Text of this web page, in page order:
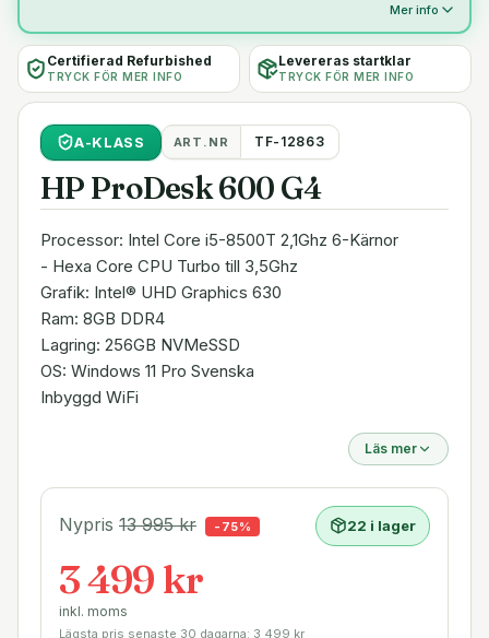
Mer info
Certifierad Refurbished
TRYCK FÖR MER INFO
Levereras startklar
TRYCK FÖR MER INFO
A-KLASS ART.NR TF-12863
HP ProDesk 600 G4
Processor: Intel Core i5-8500T 2,1Ghz 6-Kärnor
- Hexa Core CPU Turbo till 3,5Ghz
Grafik: Intel® UHD Graphics 630
Ram: 8GB DDR4
Lagring: 256GB NVMeSSD
OS: Windows 11 Pro Svenska
Inbyggd WiFi
Läs mer
Nypris 13 995kr - 75% 22 i lager
3 499 kr
inkl. moms
Lägsta pris senaste 30 dagarna: 3 499 kr